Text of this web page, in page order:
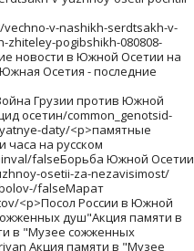
й Осетии в августе 2008 года</p>Геноцид осетин/common_genotsid-osetin/памятные даты/common_pamyatnye-daty/<p>памятные даты</p>НовостиПоследние новости часа на русском сегодня/news/falseЦхинвал/geo_Ckhinval/falseБорьба Южной Осетии за независимость/category_borba-yuzhnoy-osetii-za-nezavisimost/Марат Камболов /person_marat-kambolov-/falseМарат Кулахметов/person_marat-kulakhmetov/<p>Посол России в Южной Осетии</p>Акция памяти в "Музее сожженных душ"Акция памяти в "Музее сожженных душ"Акция памяти в "Музее сожженных душ"22rian_photoSputnik / 1Natalia Airiyan Акция памяти в "Музее сожженных душ"/07e5/08/08/12630888.jpg851200302048/07e5/08/08/12630888.jpg030726941206/07e5/08/08/12630888.jpg745211002048/07e5/08/08/12630888.jpg030724381462/07e5/08/08/12630888.jpg030721821718/07e5/08/08/12630888.jpg0307202048/07e5/08/08/12630888.jpg030723361564/07e5/08/08/12630888.jpg03072871814/07e5/08/08/12630888.jpg62279302048/07e5/08/08/12630888.jpg403245102048/07e5/08/08/12630888.jpg030711051833/07e5/08/08/12630888.jpg030711051833/07e5/08/08/12630888.jpg03071971840/07e5/08/08/12630888.jpg3403071-12048/07e5/08/08/12630888.jpg2043071-12048/07e5/08/08/12630888.jpg030711521786/07e5/08/08/12630888.jpg0307141934/07e5/08/08/12630888.jpg5763033-12048/07e5/08/08/12630888.jpg7602849-12048/07e5/08/08/12630888.jpg0307102048/07e5/08/08/12630888.jpg03071201918/07e5/08/08/12630888.jpg03071321906/07e5/08/08/12630888.jpg2783071-12048/07e5/08/08/12630888.jpg03071-12048/07e5/08/08/12630888.jpg0307101989/07e5/08/08/12630888.jpg1683071-12048/07e5/08/08/12630888.jpg2043071-12048/07e5/08/08/12630888.jpg030711011837/07e5/08/08/12630888.jpg8742735-12048/07e5/08/08/12630888.jpg03071241914/07e5/08/08/12630888.jpg030711191819/07e5/08/08/12630888.jpg7802828-12048/07e5/08/08/12630888.jpg7802828-12048/07e5/08/08/12630888.jpg030711821756/07e5/08/08/12630888.jpg10722537-12048/07e5/08/08/12630888.jpg3283071-12048/07e5/08/08/12630888.jpg030711381800/07e5/08/08/12630888.jpg030712931645/07e5/08/08/12630888.jpg/07e5/08/08/12630888.jpg/07e5/08/08/12630888.jpg sputnik_ababhttps://sputnik-abkhazia.ruhttps://cdnn1.img.sputnik-abkhazia.info/img/102259/73/1022597356_0:63:1200:738_405x0_80_0_0_0a8c8427dedc050fa46f43a9ab757980.jpg29637702bd96e941c92aa6039cdf2a4a/20260808/1064865812.htmlМолебен памяти погибших в августе 2008 года прошел в МосквеРовно 18 лет назад, в ночь с 7 на 8 августа 2008 года, Грузия напала на Цхинвал.https://t.me/SputnikAbkhazia/40315moleben-pamjati-pogibshikh-v-avguste-2008-goda-proshel-v-moskve/20260808/1064865812.htmlНовостиАктуальные новости о событиях в Абхазии/news/falseРоссия/location_Russia/ 318 G20 Российская Федерация Russia / Russian Federation 61.52401 105.318756 2 142856536 http://ru.wikipedia.org/wiki/Россия 18785/08/187850849.jpg 17215 220 187850846 image/jpeg riapedia 187850849 220 <p><strong>Росси́я</strong> (официально <strong>Росси́йская Федера́ция</strong> или <strong>Росси́я</strong>, на практике используется также сокращение <strong>РФ</strong>)&nbsp;&mdash; государство в Восточной Европе и Северной Азии. Население&nbsp;&mdash; 143 666 931 чел. (1 января 2014). Территория&nbsp;&mdash; 17 125 187 км&sup2;. Занимает первое место в мире по территории и девятое место по численности населения. Столица&nbsp;&mdash;&nbsp;<a href="http://www22.ria.ru/tags/location_Moskva/">Москва</a>. Государственный язык&nbsp;&mdash; русский. Смешанная республика федеративного устройства. В мае 2012 года пост президента занял Владимир Путин. В составе Российской Федерации находятся 85 субъектов, 46 из которых именуются областями, 22&nbsp;&mdash; республиками, 9&nbsp;&mdash; краями, 3&nbsp;&mdash; городами федерального значения, 4&nbsp;&mdash; автономными округами и 1&nbsp;&mdash; автономной областью. Отличается значительным этнокультурным разнообразием. Бо́льшая часть верующих исповедует православие. Денежная единица&nbsp;&mdash; российский рубль (усреднённый курс за 2014 год&nbsp;&mdash; 36 рублей за 1 доллар США).</p> Южная Осетия/geo_JUzhnaja_Osetija/Вооруженный конфликт в Южной Осетии (2008)/event_Vojjna_v_JUzhnojj_Osetii/ 1217592000000 Вооруженный конфликт в Южной Осетии (2008) 4e6189b7ce16df341e3b045764ed9e10 1217592000000 http://ru.wikipedia.org/wiki/Вооружённый_конфликт_в_Южной_Осетии_(2008) 18785/88/187858842.jpg 14084 146 187858839 image/jpeg riapedia 187858842 220 <p><strong>Вооружённый конфликт в Южной Осетии, Пятидневная война</strong> &mdash; вооружённый конфликт, произошедший в августе 2008 года между Грузией, с одной стороны, и Южной Осетией и Абхазией, а также Россией, с другой.</p> <p>Обстановка в зоне грузино-осетинского конфликта начала резко обостряться с конца июля &mdash; начала августа. Активные боевые действия начались в ночь на 8 августа, когда Грузия подвергла массированному артобстрелу столицу Южной Осетии, после чего предприняла попытку захвата Южной Осетии. Днём 8 августа президент России объявил о начале операции по принуждению к миру в зоне конфликта. В регион были введены значительные российские силы. В течение нескольких суток российские войска совместно с юго-осетинскими вооружёнными формированиями вытеснили грузинские войска из Южной Осетии, а также во взаимодействии с абхазскими силами &mdash; из Кодорского ущелья в Абхазии, временно заняв ряд прилегающих к конфликтным зонам районов Грузии.</p> <p>Боевые действия продолжались до 12 августа. С 14 по 16 августа президентами Абхазии, Южной Осетии, Грузии и России был подписан план мирного урегулирования конфликта. Пятидневная война имела значительные геополитические, экономические и иные последствия. Так, 26 августа Россия официально признала Южную Осетию и Абхазию в качестве независимых государств. 2 сентября Грузия разорвала дипломатические отношения с Россией. Затормозился процесс вступления Грузии в НАТО.</p> Храм Христа Спасителя Храм Христа Спасителя 1Sputnik / Владимир ВяткинХрам Христа Спасителя – кафедральный собор Русской православной церкви. Построен в середине XIX века в память о погибших в войне с Наполеоном русских воинах. В 1931 году здание было уничтожено и заново отстроено в 1994-1997 годах.102259/73/1022597356.jpg3758250800102259/73/1022597356.jpg01200300500102259/73/1022597356.jpg3348670800102259/73/1022597356.jpg01200200600102259/73/1022597356.jpg01200100700102259/73/1022597356.jpg012000800102259/73/1022597356.jpg01200160640102259/73/1022597356.jpg0120063738102259/73/1022597356.jpg6711340800102259/73/1022597356.jpg20010000800102259/73/1022597356.jpg 0 1200 11 788 102259/73/1022597356.jpg 192 1007 0 800 102259/73/1022597356.jpg 54 1145 0 800 102259/73/1022597356.jpg 0 1200 0 800 102259/73/1022597356.jpg 120 1080 0 800 102259/73/1022597356.jpg 0 1200 62 737 102259/73/1022597356.jpg 0 1200 60 739 102259/73/1022597356.jpg 0 1200 92 707 102259/73/1022597356.jpg 0 1200 75 724 102259/73/1022597356.jpg 0 1200 80 719 102259/73/1022597356.jpg 0 1200 136 664 102259/73/1022597356.jpg 313 886 0 800 102259/73/1022597356.jpg 200 1000 0 800 102259/73/1022597356.jpg 0 1200 33 766 102259/73/1022597356.jpg 200 1000 0 800 102259/73/1022597356.jpg 40 1160 0 800 102259/73/1022597356.jpg102259/73/1022597356.jpg 0 1200 30 769 102259/73/1022597356.jpg 0 1200 22 777 102259/73/1022597356.jpg 64 1135 0 800 102259/73/1022597356.jpg 0 1200 29 770 102259/73/1022597356.jpg102259/73/1022597356.jpg 32 1167 0 800 102259/73/1022597356.jpg 236 963 0 800 102259/73/1022597356.jpg 0 1200 0 800 <strong>СУХУМ, 8 авг - Sputnik. </strong>Молебен памяти погибших в результате грузинской агрессии против Южной Осетии в августе 2008 года прошел в Москве, сообщает Sputnik Южная Осетия.<br><br>На мероприятии в храме Христа Спасителя приняли участие сотрудники посольств Абхазии, Южной Осетии, Никарагуа, Венесуэлы, Сирии.<br><br>Кроме того, молебен посетили представители Госдумы, Россотрудничества, Московской осетинской общины и других организаций.7ff8099dfaa03e597420c2808dc8f4a8/20260808/1064863257.htmlМИД заявил о готовности России содействовать безопасности на Южном КавказеРовно 18 лет назад, в ночь с 7 на 8 августа 2008 года, Грузия напала на мирно спящий Цхинвал.https://t.me/SputnikAbkhazia/40310mid-zajavil-o-gotovnosti-rossii-sodejjstvovat-bezopasnosti-na-juzhnom-kavkaze/20260808/1064863257.htmlНовостиАктуальные новости о событиях в Абхазии/news/falseРоссия/location_Russia/ 318 G20 Российская Федерация Russia / Russian Federation 61.52401 105.318756 2 142856536 http://ru.wikipedia.org/wiki/Россия 18785/08/187850849.jpg 17215 220 187850846 image/jpeg riapedia 187850849 220 <p><strong>Росси́я</strong> (официально <strong>Росси́йская Федера́ция</strong> или <strong>Росси́я</strong>, на практике используется также сокращение <strong>РФ</strong>)&nbsp;&mdash; государство в Восточной Европе и Северной Азии. Население&nbsp;&mdash; 143 666 931 чел. (1 января 2014). Территория&nbsp;&mdash; 17 125 187 км&sup2;. Занимает первое место в мире по территории и девятое место по численности населения. Столица